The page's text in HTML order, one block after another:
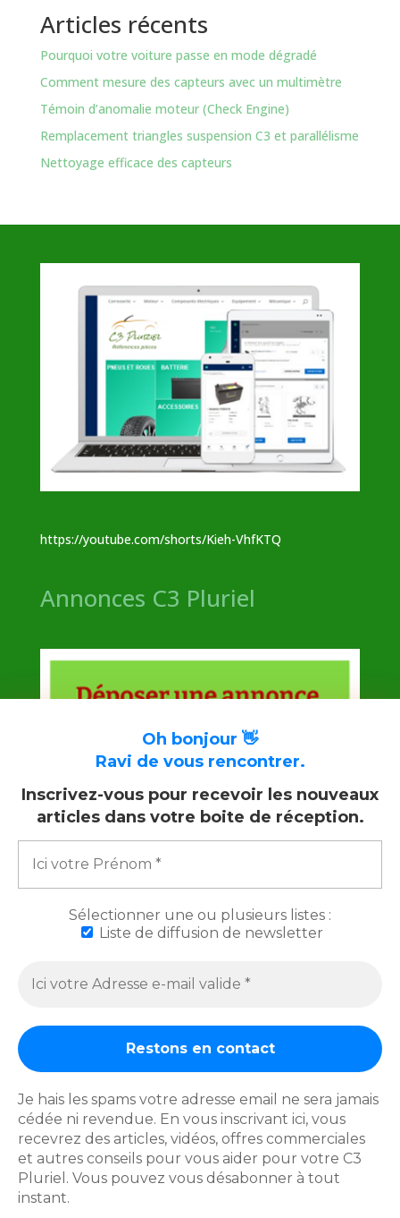
Oh bonjour 👋
Ravi de vous rencontrer.
Inscrivez-vous pour recevoir les nouveaux
articles dans votre boite de réception.
Sélectionner une ou plusieurs listes :
Liste de diffusion de newsletter
Je hais les spams votre adresse email ne sera jamais
cédée ni revendue. En vous inscrivant ici, vous
recevrez des articles, vidéos, offres commerciales
et autres conseils pour vous aider pour votre C3
Pluriel. Vous pouvez vous désabonner à tout
instant.
Articles récents
Pourquoi votre voiture passe en mode dégradé
Comment mesure des capteurs avec un multimètre
Témoin d’anomalie moteur (Check Engine)
Remplacement triangles suspension C3 et parallélisme
Nettoyage efficace des capteurs
https://youtube.com/shorts/Kieh-VhfKTQ
Annonces C3 Pluriel
Sergio
Contact
Clause de non-responsabilité
Bienvenues
Livraison
Mentions légales
Politique de cookies eu
Politique de confidentialité